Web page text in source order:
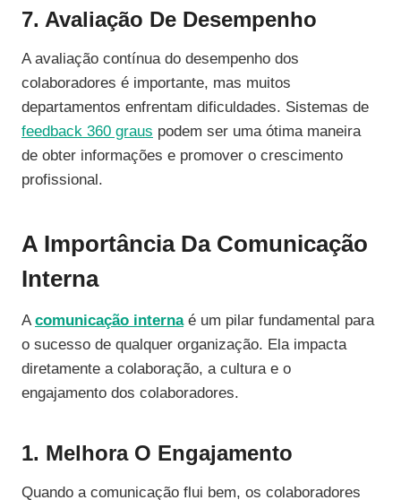
7. Avaliação De Desempenho
A avaliação contínua do desempenho dos
colaboradores é importante, mas muitos
departamentos enfrentam dificuldades. Sistemas de
feedback 360 graus podem ser uma ótima maneira
de obter informações e promover o crescimento
profissional.
A Importância Da Comunicação
Interna
Acomunicação internaé um pilar fundamental para
o sucesso de qualquer organização. Ela impacta
diretamente a colaboração, a cultura e o
engajamento dos colaboradores.
1. Melhora O Engajamento
Quando a comunicação flui bem, os colaboradores